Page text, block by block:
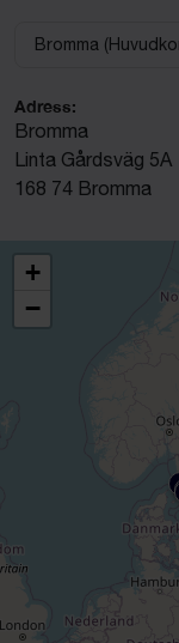
Välj anläggning:
Bromma
Adress:
Bromma
Linta Gårdsväg 5A
168 74 Bromma
+
−